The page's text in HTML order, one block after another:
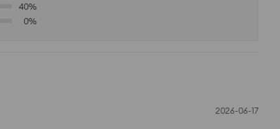
40%
0%
2026-06-17